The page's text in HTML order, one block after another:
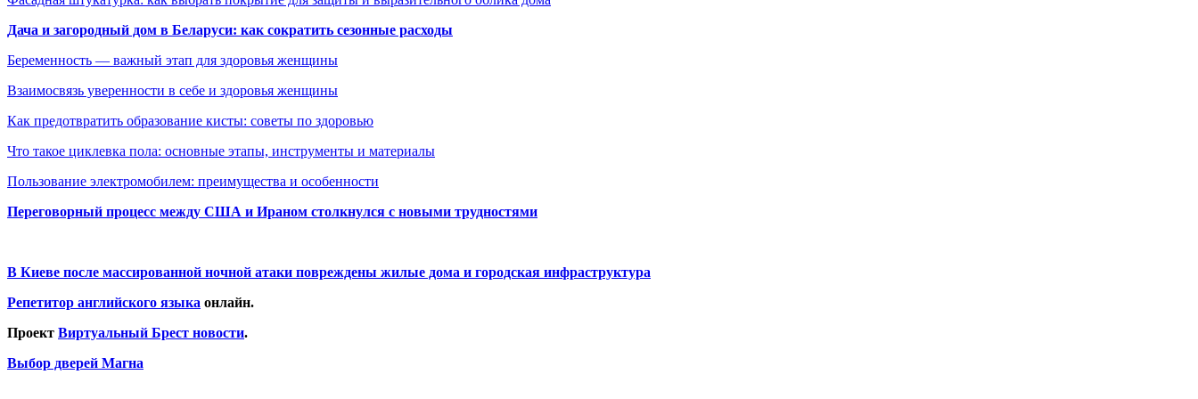
Дача и загородный дом в Беларуси: как сократить сезонные расходы
Беременность — важный этап для здоровья женщины
Взаимосвязь уверенности в себе и здоровья женщины
Как предотвратить образование кисты: советы по здоровью
Что такое циклевка пола: основные этапы, инструменты и материалы
Пользование электромобилем: преимущества и особенности
Переговорный процесс между США и Ираном столкнулся с новыми трудностями
В Киеве после массированной ночной атаки повреждены жилые дома и городская инфраструктура
Репетитор английского языка онлайн.
Проект Виртуальный Брест новости.
Выбор дверей Магна